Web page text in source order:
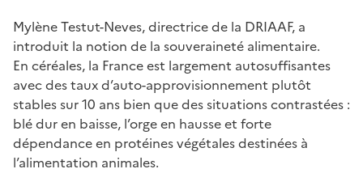
Mylène Testut-Neves, directrice de la DRIAAF, a
introduit la notion de la souveraineté alimentaire.
En céréales, la France est largement autosuffisantes
avec des taux d’auto-approvisionnement plutôt
stables sur 10 ans bien que des situations contrastées :
blé dur en baisse, l’orge en hausse et forte
dépendance en protéines végétales destinées à
l’alimentation animales.